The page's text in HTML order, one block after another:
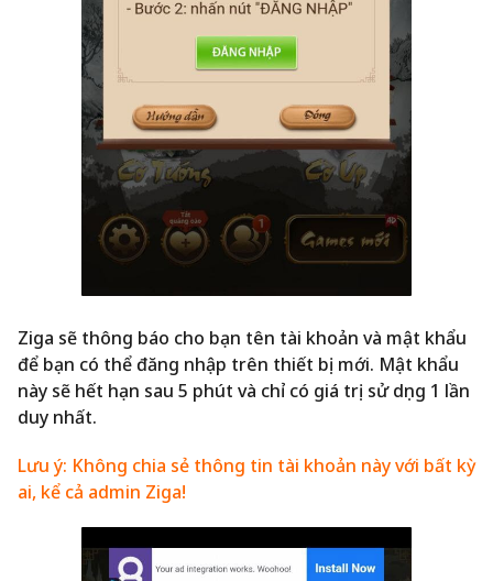
Ziga sẽ thông báo cho bạn tên tài khoản và mật khẩu
để bạn có thể đăng nhập trên thiết bị mới. Mật khẩu
này sẽ hết hạn sau 5 phút và chỉ có giá trị sử dụng 1 lần
duy nhất.
Lưu ý: Không chia sẻ thông tin tài khoản này với bất kỳ
ai, kể cả admin Ziga!